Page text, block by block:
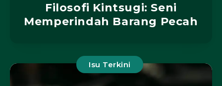
Filosofi Kintsugi: Seni
Memperindah Barang Pecah
Isu Terkini